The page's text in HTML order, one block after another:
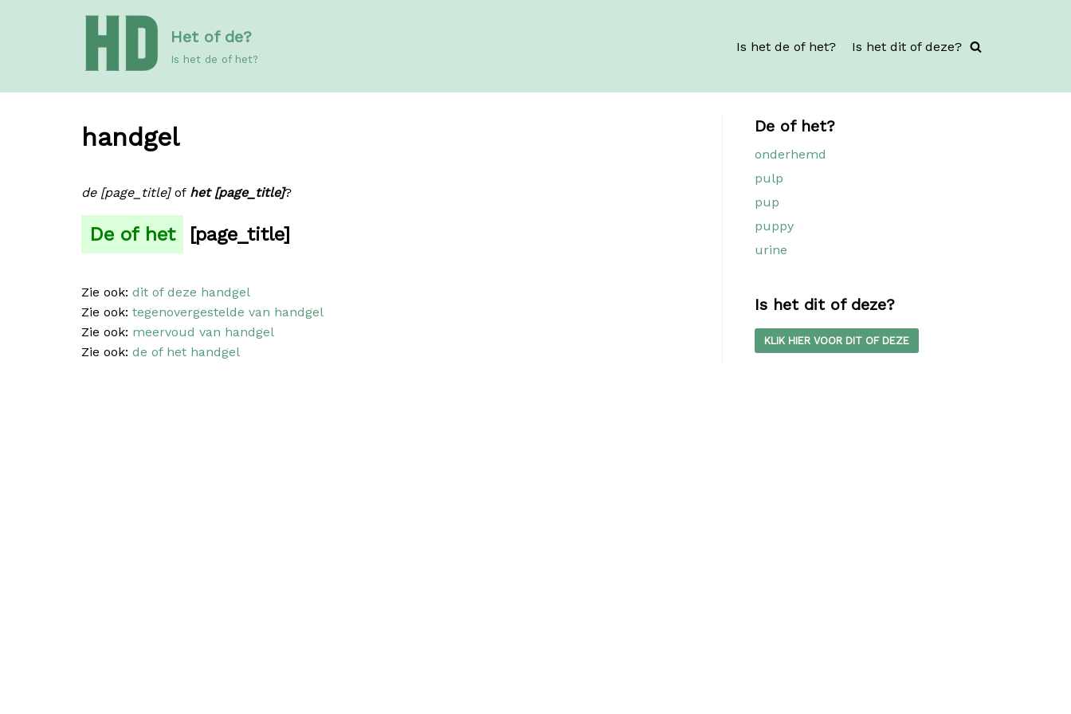
Het of de?
Is het de of het?
Is het de of het? Is het dit of deze?
handgel
de [page_title]of het [page_title]?
De of het [page_title]
Zie ook: dit of deze handgel
Zie ook: tegenovergestelde van handgel
Zie ook: meervoud van handgel
Zie ook: de of het handgel
De of het?
onderhemd
pulp
pup
puppy
urine
Is het dit of deze?
KLIK HIER VOOR DIT OF DEZE